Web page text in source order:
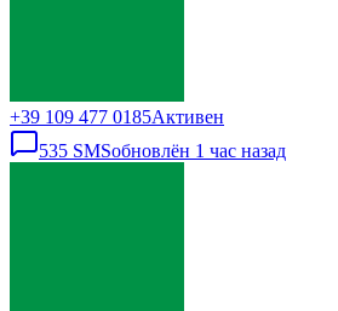
+39 109 477 0185Активен
535 SMSобновлён 1 час назад